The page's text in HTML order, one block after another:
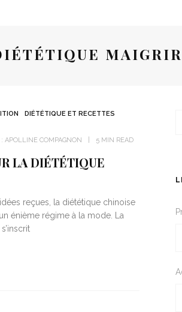
MAIGRIR
DIÉTÉTIQUE ET RECETTES
APOLLINE COMPAGNON 5 MIN READ
LA DIÉTÉTIQUE
reçues, la diététique chinoise
énième régime à la mode. La